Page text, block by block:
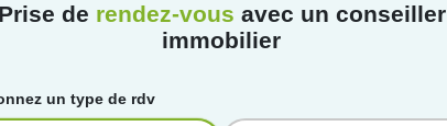
Prise de rendez-vous avec un conseiller
immobilier
un type de rdv